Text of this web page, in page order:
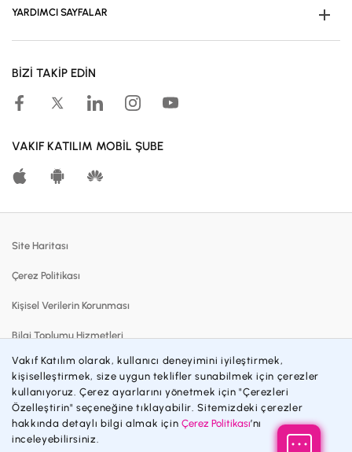
YARDIMCI SAYFALAR
Kampanyalar
Hesaplama Araçları
Katılma Hesapları
Katılım Bankacılığı
İnsan Kaynakları
Özel Durum Açıklamaları
BİZİ TAKİP EDİN
VAKIF KATILIM MOBİL ŞUBE
Site Haritası
Çerez Politikası
Kişisel Verilerin Korunması
Bilgi Toplumu Hizmetleri
Sözleşmeler ve Formlar
Gizlilik Politikası
Engelsiz Bankacılık
Vakıf Katılım olarak, kullanıcı deneyimini iyileştirmek,
kişiselleştirmek, size uygun teklifler sunabilmek için çerezler
kullanıyoruz. Çerez ayarlarını yönetmek için "Çerezleri
Özelleştirin" seçeneğine tıklayabilir. Sitemizdeki çerezler
hakkında detaylı bilgi almak içinÇerez Politikası’nı
inceleyebilirsiniz.